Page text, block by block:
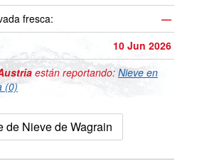
fresca:
—
10 Jun 2026
están reportando: Nieve en
(0)
de Nieve de Wagrain